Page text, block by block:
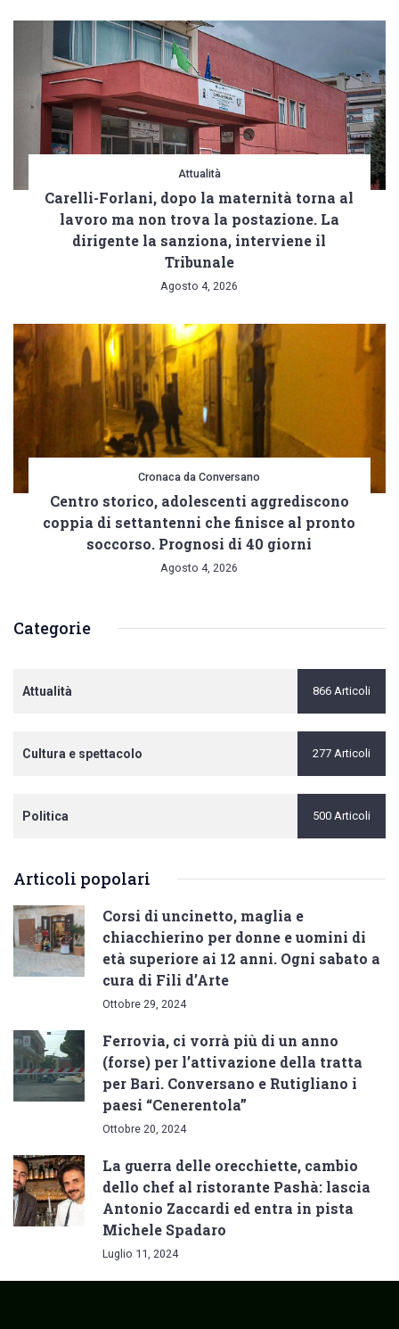
Attualità
Carelli-Forlani, dopo la maternità torna al
lavoro ma non trova la postazione. La
dirigente la sanziona, interviene il
Tribunale
Agosto 4, 2026
Cronaca da Conversano
Centro storico, adolescenti aggrediscono
coppia di settantenni che finisce al pronto
soccorso. Prognosi di 40 giorni
Agosto 4, 2026
Categorie
Attualità 866 Articoli
Cultura e spettacolo 277 Articoli
Politica 500 Articoli
Articoli popolari
Corsi di uncinetto, maglia e
chiacchierino per donne e uomini di
età superiore ai 12 anni. Ogni sabato a
cura di Fili d’Arte
Ottobre 29, 2024
Ferrovia, ci vorrà più di un anno
(forse) per l’attivazione della tratta
per Bari. Conversano e Rutigliano i
paesi “Cenerentola”
Ottobre 20, 2024
La guerra delle orecchiette, cambio
dello chef al ristorante Pashà: lascia
Antonio Zaccardi ed entra in pista
Michele Spadaro
Luglio 11, 2024